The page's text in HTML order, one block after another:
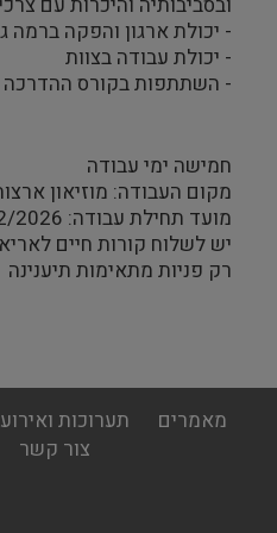
- יכולת ארגון והפקה ברמה
- יכולת עבודה בצוות
- השתתפות בקורס ההדרכה
חמישה ימי עבודה
מקום העבודה: מוזיאון
מועד תחילת עבודה: 22/2/2026
יש לשלוח קורות חיים
רק פניות מתאימות תיענינה
תערוכות
מאמרים
צור קשר